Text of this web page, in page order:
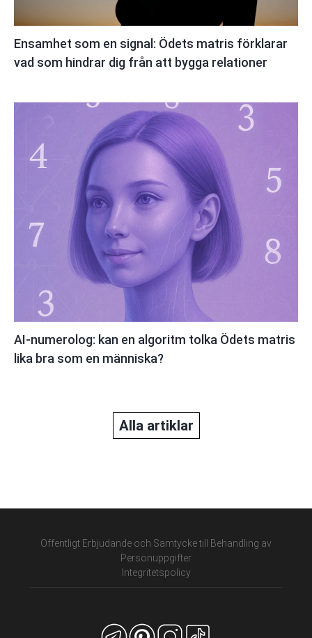
Ensamhet som en signal: Ödets matris förklarar
vad som hindrar dig från att bygga relationer
AI-numerolog: kan en algoritm tolka Ödets matris
lika bra som en människa?
Alla artiklar
Offentligt Erbjudande och Samtycke till Behandling av
Personuppgifter
Integritetspolicy